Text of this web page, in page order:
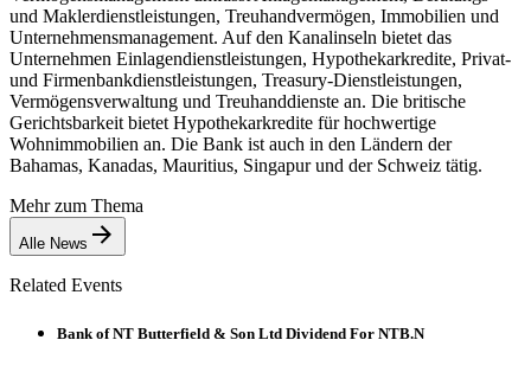
und Maklerdienstleistungen, Treuhandvermögen, Immobilien und
Unternehmensmanagement. Auf den Kanalinseln bietet das
Unternehmen Einlagendienstleistungen, Hypothekarkredite, Privat-
und Firmenbankdienstleistungen, Treasury-Dienstleistungen,
Vermögensverwaltung und Treuhanddienste an. Die britische
Gerichtsbarkeit bietet Hypothekarkredite für hochwertige
Wohnimmobilien an. Die Bank ist auch in den Ländern der
Bahamas, Kanadas, Mauritius, Singapur und der Schweiz tätig.
Mehr zum Thema
Alle News
Related Events
Bank of NT Butterfield & Son Ltd Dividend For NTB.N